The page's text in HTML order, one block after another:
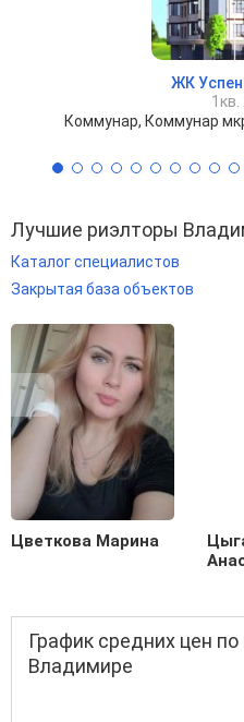
ЖК
1кв.
Коммунар, Коммунар
Лучшие риэлторы
Каталог специалистов
Закрытая база объектов
Цветкова Марина
График средних цен
Владимире